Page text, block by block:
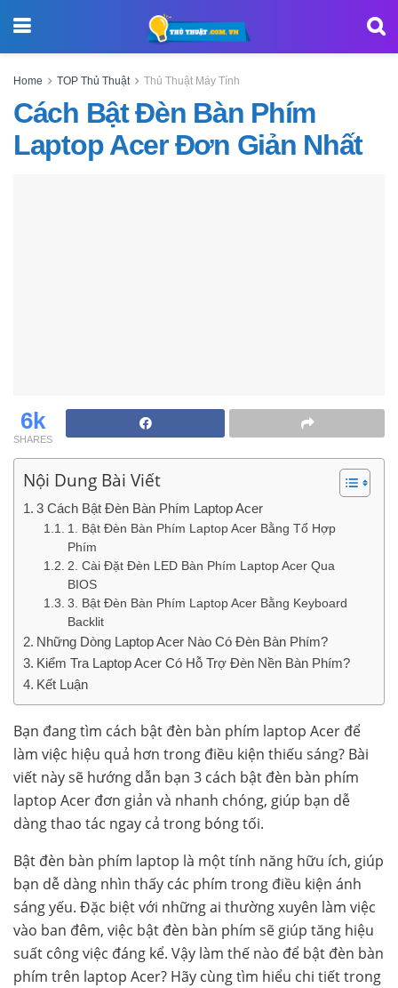
Home TOP Thủ Thuật Thủ Thuật Máy Tính
Cách Bật Đèn Bàn Phím
Laptop Acer Đơn Giản Nhất
6k
SHARES
Nội Dung Bài Viết
3 Cách Bật Đèn Bàn Phím Laptop Acer
1. Bật Đèn Bàn Phím Laptop Acer Bằng Tổ Hợp
Phím
2. Cài Đặt Đèn LED Bàn Phím Laptop Acer Qua
BIOS
3. Bật Đèn Bàn Phím Laptop Acer Bằng Keyboard
Backlit
Những Dòng Laptop Acer Nào Có Đèn Bàn Phím?
Kiểm Tra Laptop Acer Có Hỗ Trợ Đèn Nền Bàn Phím?
Kết Luận
Bạn đang tìm cách bật đèn bàn phím laptop Acer để
làm việc hiệu quả hơn trong điều kiện thiếu sáng? Bài
viết này sẽ hướng dẫn bạn 3 cách bật đèn bàn phím
laptop Acer đơn giản và nhanh chóng, giúp bạn dễ
dàng thao tác ngay cả trong bóng tối.
Bật đèn bàn phím laptop là một tính năng hữu ích, giúp
bạn dễ dàng nhìn thấy các phím trong điều kiện ánh
sáng yếu. Đặc biệt với những ai thường xuyên làm việc
vào ban đêm, việc bật đèn bàn phím sẽ giúp tăng hiệu
suất công việc đáng kể. Vậy làm thế nào để bật đèn bàn
phím trên laptop Acer? Hãy cùng tìm hiểu chi tiết trong